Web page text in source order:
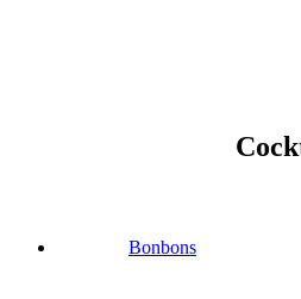
Bonbons